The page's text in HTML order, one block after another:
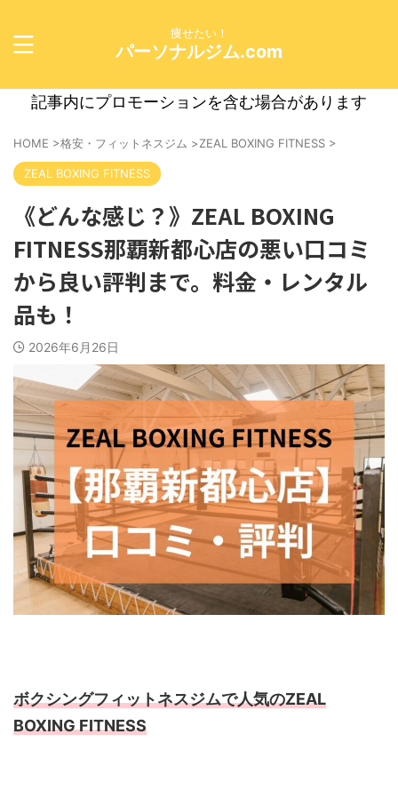
痩せたい！
パーソナルジム.com
記事内にプロモーションを含む場合があります
HOME >格安・フィットネスジム >ZEAL BOXING FITNESS >
ZEAL BOXING FITNESS
《どんな感じ？》ZEAL BOXING
FITNESS那覇新都心店の悪い口コミ
から良い評判まで。料金・レンタル
品も！
2026年6月26日
ボクシングフィットネスジムで人気のZEAL
BOXING FITNESS